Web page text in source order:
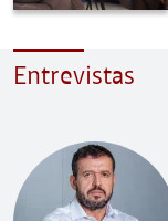
Entrevistas